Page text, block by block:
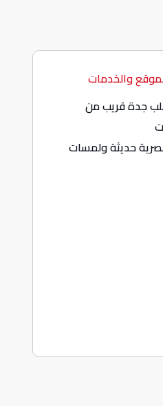
والخدمات
جدة قريب من
حديثة ولمسات